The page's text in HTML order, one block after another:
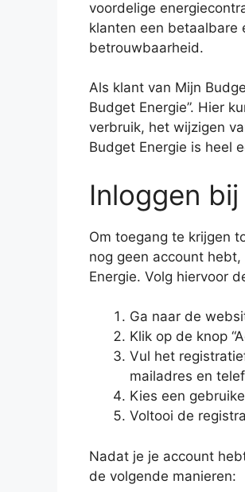
voordelige
klanten een betaalbare
betrouwbaarheid.
Als klant van Mijn
Budget Energie”. Hier
verbruik, het wijzigen
Budget Energie is heel
Inloggen
Om toegang te krijgen
nog geen account
Energie. Volg hiervoor
Ga naar de
Klik op de knop
Vul het
mailadres en
Kies een
Voltooi de
Nadat je je account
de volgende manieren: